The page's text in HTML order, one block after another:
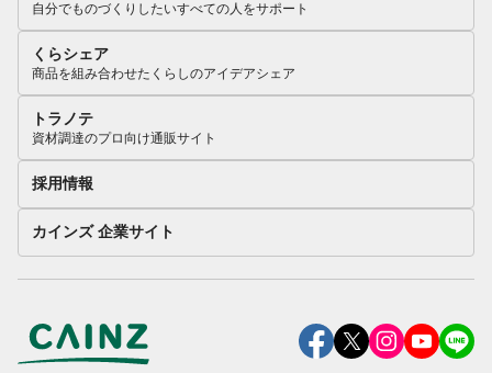
自分でものづくりしたいすべての人をサポート
くらシェア
商品を組み合わせたくらしのアイデアシェア
トラノテ
資材調達のプロ向け通販サイト
採用情報
カインズ 企業サイト